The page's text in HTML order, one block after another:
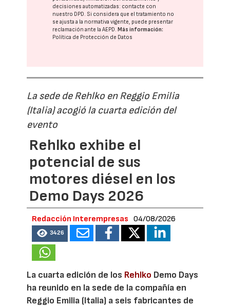
decisiones automatizadas: contacte con
nuestro DPD. Si considera que el tratamiento no
se ajusta a la normativa vigente, puede presentar
reclamación ante laAEPD. Más información:
Política de Protección de Datos
La sede de Rehlko en Reggio Emilia
(Italia) acogió la cuarta edición del
evento
Rehlko exhibe el
potencial de sus
motores diésel en los
Demo Days 2026
Redacción Interempresas 04/08/2026
3426
La cuarta edición de los Rehlko Demo Days
ha reunido en la sede de la compañía en
Reggio Emilia (Italia) a seis fabricantes de